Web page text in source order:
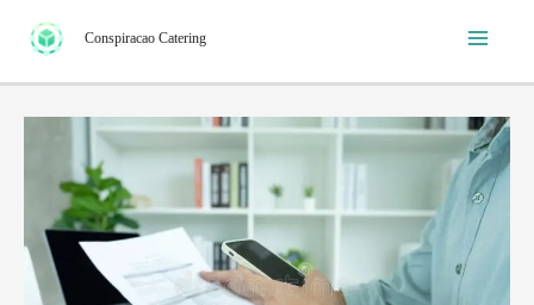
para
o
conteúdo
Conspiracao Catering